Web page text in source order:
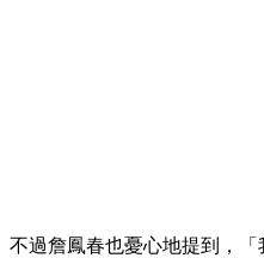
不過詹鳳春也憂心地提到，